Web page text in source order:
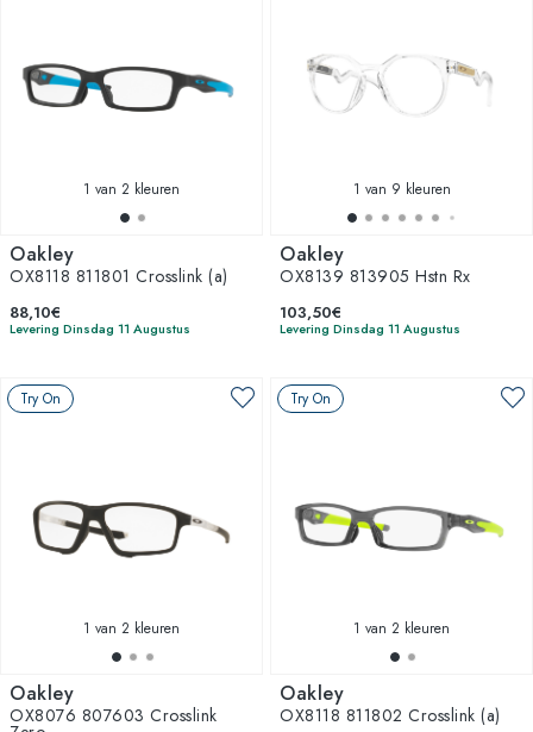
1 van 2 kleuren
Oakley
OX8118 811801 Crosslink (a)
88,10€
Levering Dinsdag 11 Augustus
1 van 9 kleuren
Oakley
OX8139 813905 Hstn Rx
103,50€
Levering Dinsdag 11 Augustus
Try On
1 van 2 kleuren
Oakley
OX8076 807603 Crosslink
Try On
1 van 2 kleuren
Oakley
OX8118 811802 Crosslink (a)